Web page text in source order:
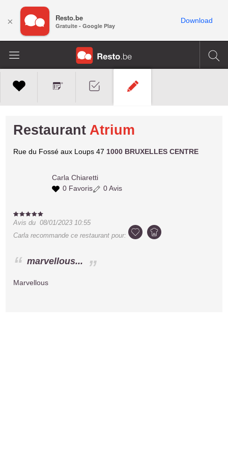
Restaurant Atrium
Rue du Fossé aux Loups 47 1000 BRUXELLES CENTRE
Carla Chiaretti
0 Favoris
0 Avis
Avis du08/01/2023 10:55
Carla recommande ce restaurant pour:
marvellous...
Marvellous
× Resto.be
Gratuite - Google Play
Download